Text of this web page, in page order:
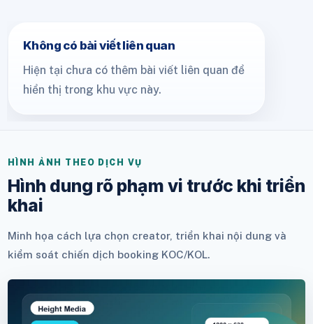
Không có bài viết liên quan
Hiện tại chưa có thêm bài viết liên quan để
hiển thị trong khu vực này.
HÌNH ẢNH THEO DỊCH VỤ
Hình dung rõ phạm vi trước khi triển
khai
Minh họa cách lựa chọn creator, triển khai nội dung và
kiểm soát chiến dịch booking KOC/KOL.